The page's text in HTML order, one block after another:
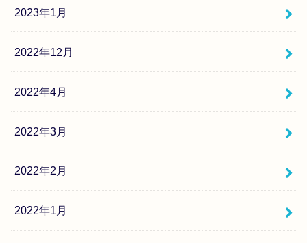
2023年1月
2022年12月
2022年4月
2022年3月
2022年2月
2022年1月